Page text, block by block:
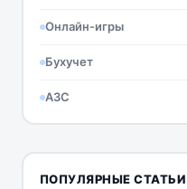
Онлайн-игры
Бухучет
АЗС
ПОПУЛЯРНЫЕ СТАТЬИ